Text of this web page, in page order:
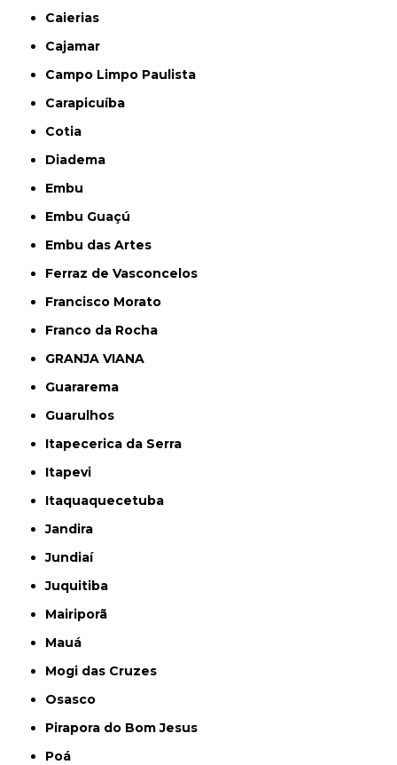
Caierias
Cajamar
Campo Limpo Paulista
Carapicuíba
Cotia
Diadema
Embu
Embu Guaçú
Embu das Artes
Ferraz de Vasconcelos
Francisco Morato
Franco da Rocha
GRANJA VIANA
Guararema
Guarulhos
Itapecerica da Serra
Itapevi
Itaquaquecetuba
Jandira
Jundiaí
Juquitiba
Mairiporã
Mauá
Mogi das Cruzes
Osasco
Pirapora do Bom Jesus
Poá